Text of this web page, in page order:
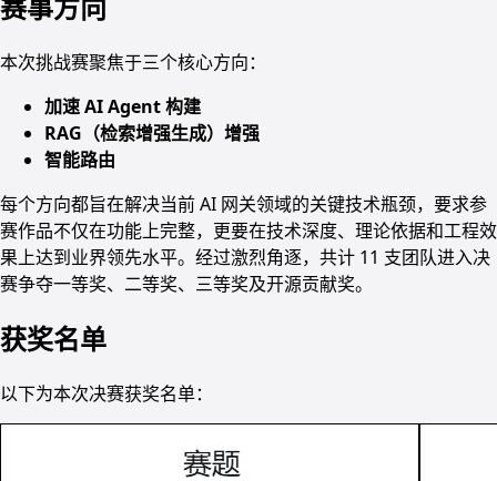
赛事方向
本次挑战赛聚焦于三个核心方向：
加速 AI Agent 构建
RAG（检索增强生成）增强
智能路由
每个方向都旨在解决当前 AI 网关领域的关键技术瓶颈，要求参
赛作品不仅在功能上完整，更要在技术深度、理论依据和工程效
果上达到业界领先水平。经过激烈角逐，共计 11 支团队进入决
赛争夺一等奖、二等奖、三等奖及开源贡献奖。
获奖名单
以下为本次决赛获奖名单：